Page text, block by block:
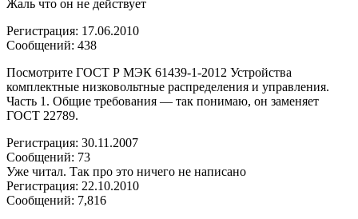
Жаль что он не действует
Регистрация: 17.06.2010
Сообщений: 438
Посмотрите ГОСТ Р МЭК 61439-1-2012 Устройства
комплектные низковольтные распределения и управления.
Часть 1. Общие требования — так понимаю, он заменяет
ГОСТ 22789.
Регистрация: 30.11.2007
Сообщений: 73
Уже читал. Так про это ничего не написано
Регистрация: 22.10.2010
Сообщений: 7,816